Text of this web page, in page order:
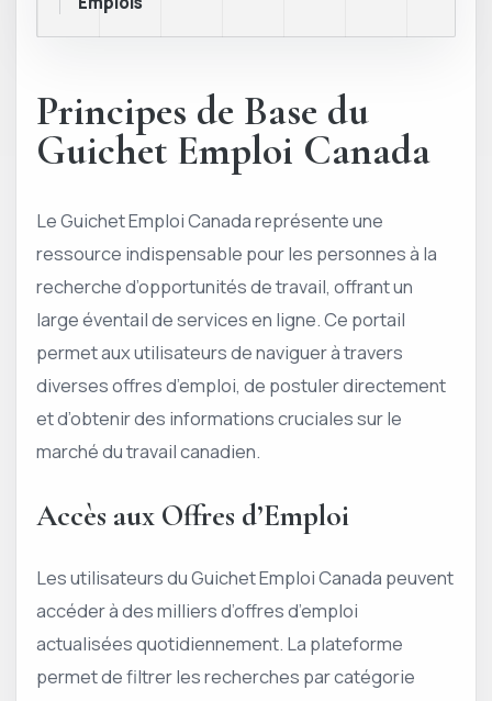
Principes de Base du
Guichet Emploi Canada
Le Guichet Emploi Canada représente une
ressource indispensable pour les personnes à la
recherche d’opportunités de travail, offrant un
large éventail de services en ligne. Ce portail
permet aux utilisateurs de naviguer à travers
diverses offres d’emploi, de postuler directement
et d’obtenir des informations cruciales sur le
marché du travail canadien.
Accès aux Offres d’Emploi
Les utilisateurs du Guichet Emploi Canada peuvent
accéder à des milliers d’offres d’emploi
actualisées quotidiennement. La plateforme
permet de filtrer les recherches par catégorie